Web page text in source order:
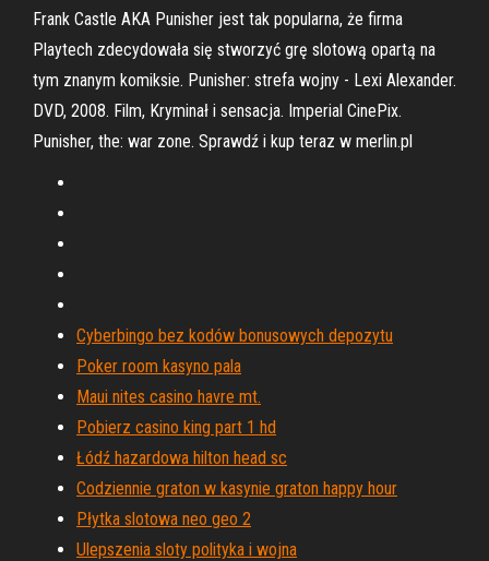
Frank Castle AKA Punisher jest tak popularna, że firma
Playtech zdecydowała się stworzyć grę slotową opartą na
tym znanym komiksie. Punisher: strefa wojny - Lexi Alexander.
DVD, 2008. Film, Kryminał i sensacja. Imperial CinePix.
Punisher, the: war zone. Sprawdź i kup teraz w merlin.pl
Cyberbingo bez kodów bonusowych depozytu
Poker room kasyno pala
Maui nites casino havre mt.
Pobierz casino king part 1 hd
Łódź hazardowa hilton head sc
Codziennie graton w kasynie graton happy hour
Płytka slotowa neo geo 2
Ulepszenia sloty polityka i wojna